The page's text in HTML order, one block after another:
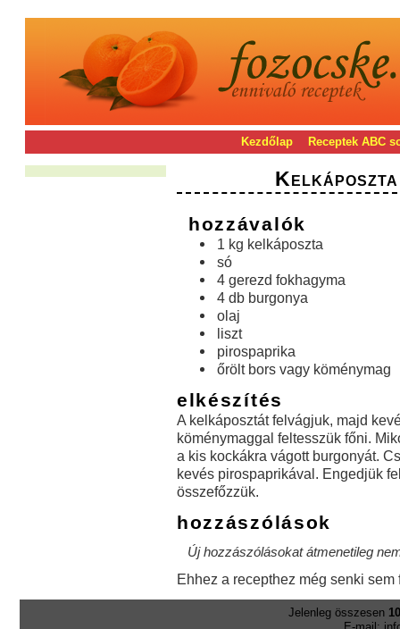
Kezdőlap Receptek ABC
hozzávalók
1 kg kelkáposzta
só
4 gerezd fokhagyma
4 db burgonya
olaj
liszt
pirospaprika
őrölt bors vagy köménymag
elkészítés
A kelkáposztát felvágjuk, majd
köménymaggal feltesszük főni.
a kis kockákra vágott burgonyát.
kevés pirospaprikával. Engedjük
összefőzzük.
hozzászólások
Új hozzászólásokat átmenetileg
Ehhez a recepthez még senki sem
Jelenleg összesen